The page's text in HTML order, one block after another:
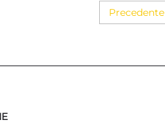
bottiglie in PET di
Inizia la valutazione oggi.
Precedente